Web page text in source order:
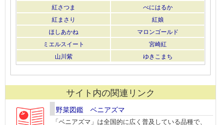
紅さつま
べにはるか
紅まさり
紅娘
ほしあかね
マロンゴールド
ミエルスイート
宮崎紅
山川紫
ゆきこまち
サイト内の関連リンク
野菜図鑑 ベニアズマ
「ベニアズマ」は全国的に広く普及している品種で、